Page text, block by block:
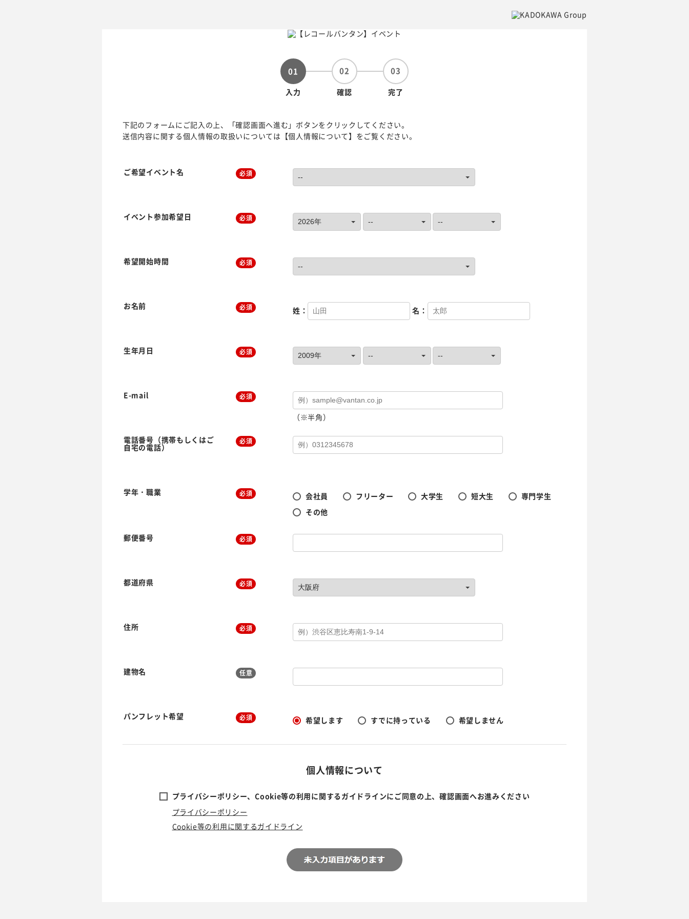
01
入力
02
確認
03
完了
下記のフォームにご記入の上、「確認画面へ進む」ボタンをクリックしてください。
送信内容に関する個人情報の取扱いについては【個人情報について】をご覧ください。
ご希望イベント名 必須
イベント参加希望日 必須
希望開始時間 必須
お名前 必須 姓： 名：
生年月日 必須
E-mail 必須
（※半角）
電話番号（携帯もしくはご
自宅の電話）
必須
学年・職業 必須 会社員 フリーター 大学生 短大生
専門学生
その他
郵便番号 必須
都道府県 必須
住所 必須
建物名 任意
パンフレット希望 必須 希望します すでに持っている 希望しません
個人情報について
プライバシーポリシー、Cookie等の利用に関するガイドラインにご同意の上、確認画面へお進みください
プライバシーポリシー
Cookie等の利用に関するガイドライン